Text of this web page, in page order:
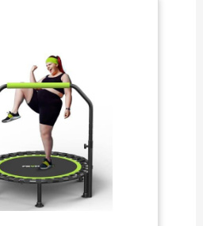
supérieure : le trampoline
expérience plus sûre et plus
% de bruit en moins que les
Les élastiques ne se cassent
comprend 6 pieds amovibles
minimiser le bruit. Les
1,2 mm assurent confort et
et du dos. Assemblage
d'exercice est livré pré-
et vous pouvez terminer la
seulement 10 minutes en